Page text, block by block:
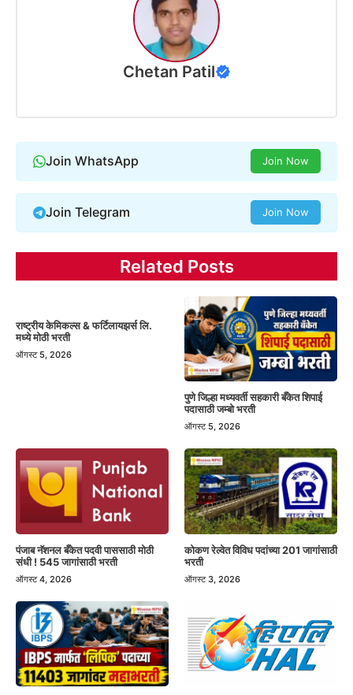
Chetan Patil
Join WhatsApp Join Now
Join Telegram Join Now
Related Posts
राष्ट्रीय केमिकल्स & फर्टिलायझर्स लि.
मध्ये मोठी भरती
ऑगस्ट 5, 2026
पुणे जिल्हा मध्यवर्ती सहकारी बँकेत शिपाई
पदासाठी जम्बो भरती
ऑगस्ट 5, 2026
पंजाब नॅशनल बँकेत पदवी पाससाठी मोठी
संधी ! 545 जागांसाठी भरती
ऑगस्ट 4, 2026
कोकण रेल्वेत विविध पदांच्या 201 जागांसाठी
भरती
ऑगस्ट 3, 2026